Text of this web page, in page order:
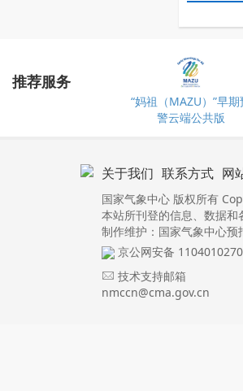
推荐服务
“妈祖（MAZU）”早期
警云端公共版
关于我们 联系方式 网
国家气象中心 版权所有
本站所刊登的信息、数据
制作维护：国家气象中心
京公网安备
技术支持邮箱
nmccn@cma.gov.cn